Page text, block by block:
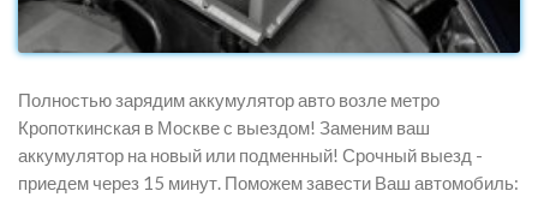
Полностью зарядим аккумулятор авто возле метро
Кропоткинская в Москве с выездом! Заменим ваш
аккумулятор на новый или подменный! Срочный выезд -
приедем через 15 минут. Поможем завести Ваш автомобиль: